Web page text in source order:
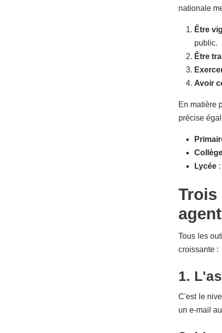
nationale
Être
public.
Être
Avoir
En matière
précise
Lycée
Trois
Tous les
croissante :
1.
C'est le
un e-mail